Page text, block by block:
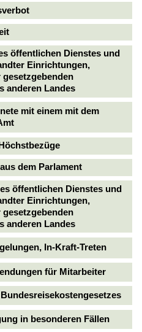
öffentlichen Dienstes und
Einrichtungen,
gesetzgebenden
anderen Landes
mit einem mit dem
dem Parlament
öffentlichen Dienstes und
Einrichtungen,
gesetzgebenden
anderen Landes
In-Kraft-Treten
für Mitarbeiter
in besonderen Fällen